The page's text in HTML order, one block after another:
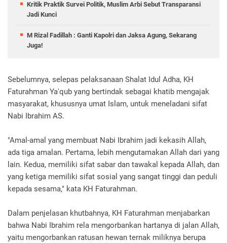
Kritik Praktik Survei Politik, Muslim Arbi Sebut Transparansi
Jadi Kunci
M Rizal Fadillah : Ganti Kapolri dan Jaksa Agung, Sekarang
Juga!
Sebelumnya, selepas pelaksanaan Shalat Idul Adha, KH
Faturahman Ya'qub yang bertindak sebagai khatib mengajak
masyarakat, khususnya umat Islam, untuk meneladani sifat
Nabi Ibrahim AS.
"Amal-amal yang membuat Nabi Ibrahim jadi kekasih Allah,
ada tiga amalan. Pertama, lebih mengutamakan Allah dari yang
lain. Kedua, memiliki sifat sabar dan tawakal kepada Allah, dan
yang ketiga memiliki sifat sosial yang sangat tinggi dan peduli
kepada sesama," kata KH Faturahman.
Dalam penjelasan khutbahnya, KH Faturahman menjabarkan
bahwa Nabi Ibrahim rela mengorbankan hartanya di jalan Allah,
yaitu mengorbankan ratusan hewan ternak miliknya berupa